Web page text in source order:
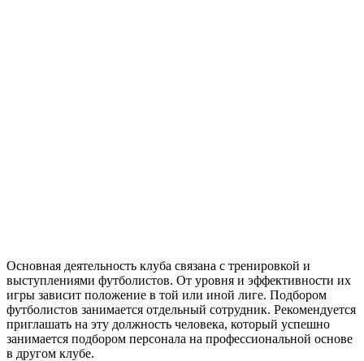
Основная деятельность клуба связана с тренировкой и
выступлениями футболистов. От уровня и эффективности их
игры зависит положение в той или иной лиге. Подбором
футболистов занимается отдельный сотрудник. Рекомендуется
приглашать на эту должность человека, который успешно
занимается подбором персонала на профессиональной основе
в другом клубе.